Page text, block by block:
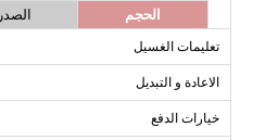
الحجم
الصدر
38
42
102
تعليمات الغسيل
الاعادة و التبديل
خيارات الدفع